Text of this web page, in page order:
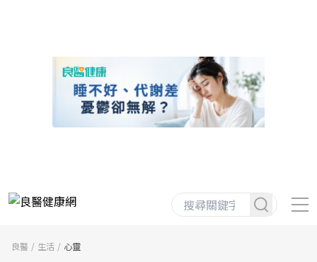
良醫 生活 心靈